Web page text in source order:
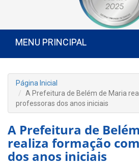
MENU PRINCIPAL
Página Inicial
A Prefeitura de Belém de Maria
professoras dos anos iniciais
A Prefeitura de
realiza formação
dos anos iniciais